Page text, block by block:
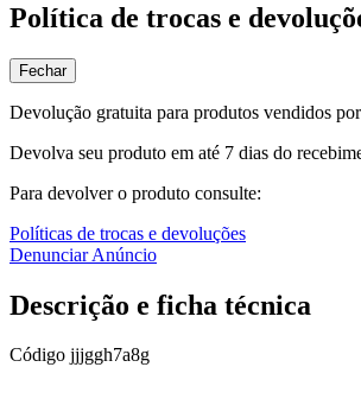
Política de trocas e
Fechar
Devolução gratuita para produtos vendidos
Devolva seu produto em até 7 dias do
Para devolver o produto consulte:
Políticas de trocas e devoluções
Denunciar Anúncio
Descrição e ficha técnica
Código jjjggh7a8g